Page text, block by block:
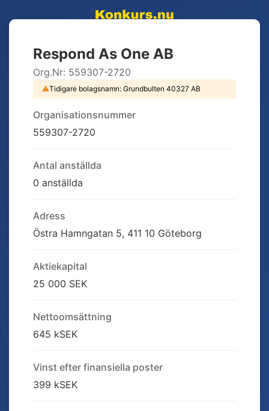
Respond As One AB
Org.Nr: 559307-2720
⚠Tidigare bolagsnamn: Grundbulten 40327 AB
Organisationsnummer
559307-2720
Antal anställda
0 anställda
Adress
Östra Hamngatan 5, 411 10 Göteborg
Aktiekapital
25 000 SEK
Nettoomsättning
645 kSEK
Vinst efter finansiella poster
399 kSEK